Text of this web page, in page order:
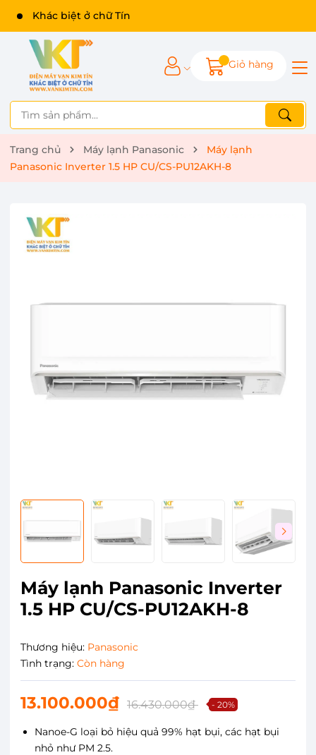
Khác biệt ở chữ Tín
Giỏ hàng
Trang chủ Máy lạnh Panasonic
Máy lạnh
Panasonic Inverter 1.5 HP CU/CS-PU12AKH-8
Máy lạnh Panasonic Inverter
1.5 HP CU/CS-PU12AKH-8
Thương hiệu: Panasonic
Tình trạng: Còn hàng
13.100.000₫ 16.430.000₫ - 20%
Nanoe-G loại bỏ hiệu quả 99% hạt bụi, các hạt bụi
nhỏ như PM 2.5.